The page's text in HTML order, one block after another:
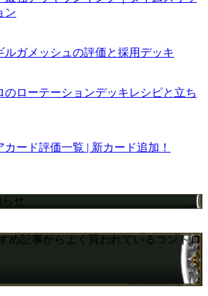
ン
ルガメッシュの評価と採用デッキ
のローテーションデッキレシピと立ち
カード評価一覧 | 新カード追加！
らせ
め記事からよく買われているコントロ